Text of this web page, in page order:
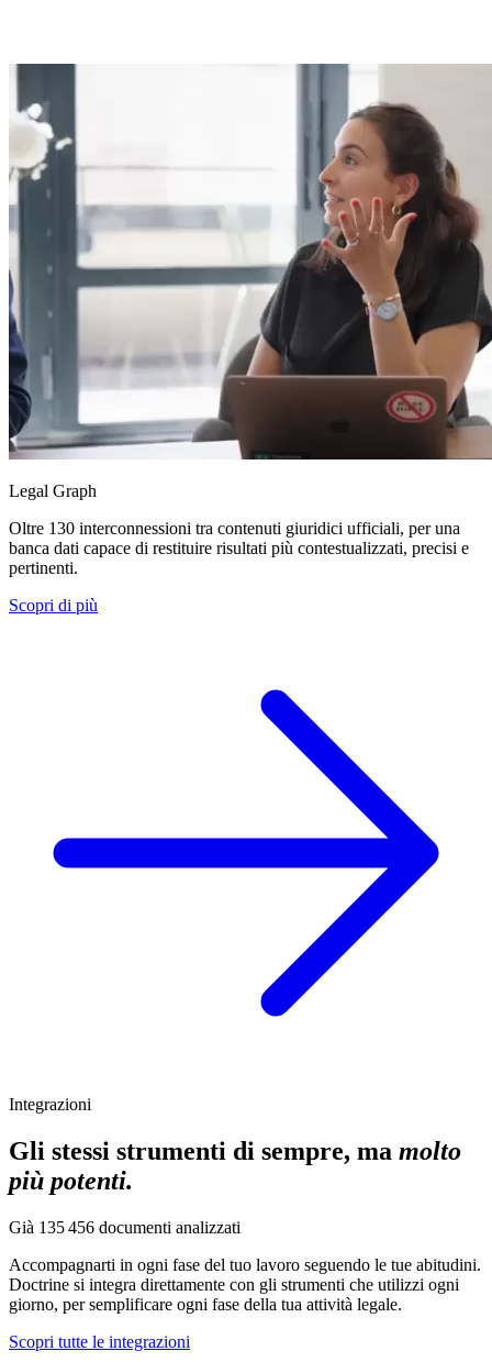
Legal Graph
Oltre 130 interconnessioni tra contenuti giuridici ufficiali, per una
banca dati capace di restituire risultati più contestualizzati, precisi e
pertinenti.
Scopri di più
Integrazioni
Gli stessi strumenti di sempre, ma molto
più potenti.
Già 135 456 documenti analizzati
Accompagnarti in ogni fase del tuo lavoro seguendo le tue abitudini.
Doctrine si integra direttamente con gli strumenti che utilizzi ogni
giorno, per semplificare ogni fase della tua attività legale.
Scopri tutte le integrazioni